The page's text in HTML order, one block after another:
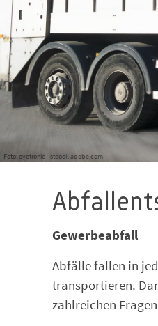
Foto: eyetronic - stoock.adobe.com
Gewerbeabfall
Abfälle fallen in
transportieren.
zahlreichen